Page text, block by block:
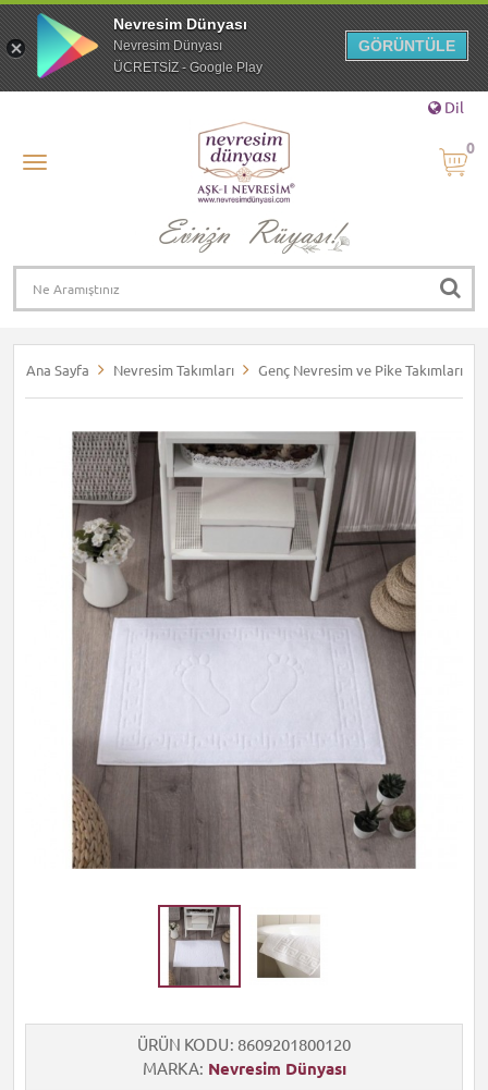
Dil
0
Ana Sayfa Nevresim Takımları Genç Nevresim ve Pike Takımları
ÜRÜN KODU 8609201800120
MARKA Nevresim Dünyası
Nevresim Dünyası
Nevresim Dünyası
ÜCRETSİZ - Google Play
GÖRÜNTÜLE